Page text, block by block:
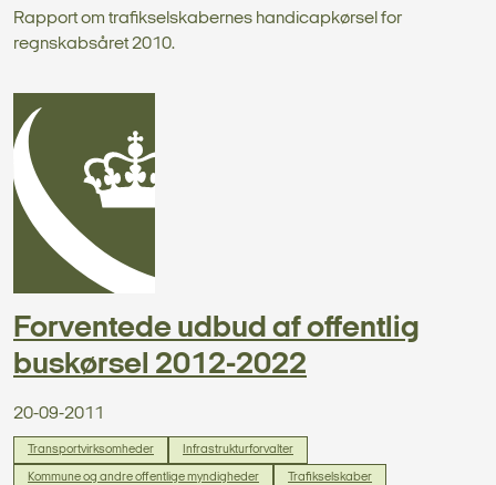
Rapport om trafikselskabernes handicapkørsel for
regnskabsåret 2010.
Forventede udbud af offentlig
buskørsel 2012-2022
20-09-2011
Transportvirksomheder Infrastrukturforvalter
Kommune og andre offentlige myndigheder Trafikselskaber